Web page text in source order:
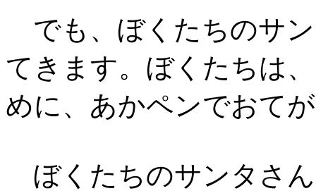
でも、ぼくたちのサ
てきます。ぼくたちは
めに、あかペンでおて
ぼくたちのサンタさ